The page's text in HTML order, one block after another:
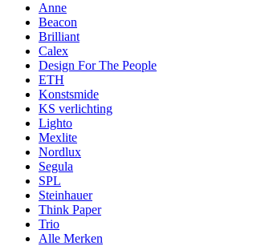
Anne
Beacon
Brilliant
Calex
Design For The People
ETH
Konstsmide
KS verlichting
Lighto
Mexlite
Nordlux
Segula
SPL
Steinhauer
Think Paper
Trio
Alle Merken